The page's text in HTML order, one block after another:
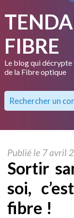
FIBRE
Le blog qui
de la Fibre optique
Publié le 7 avril
Sortir
soi,
fibre !